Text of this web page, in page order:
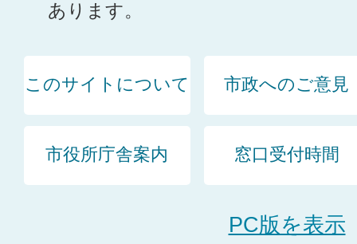
あります。
このサイトについて 市政へのご意見
市役所庁舎案内 窓口受付時間
PC版を表示